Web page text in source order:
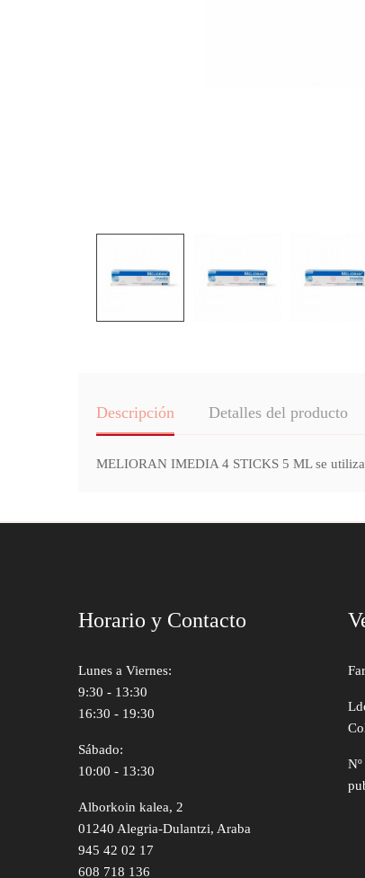
Descripción Detalles del producto
MELIORAN IMEDIA 4 STICKS 5 ML se utiliza
Horario y Contacto
Lunes a Viernes:
9:30 - 13:30
16:30 - 19:30
Sábado:
10:00 - 13:30
Alborkoin kalea, 2
01240 Alegria-Dulantzi, Araba
945 42 02 17
608 718 136